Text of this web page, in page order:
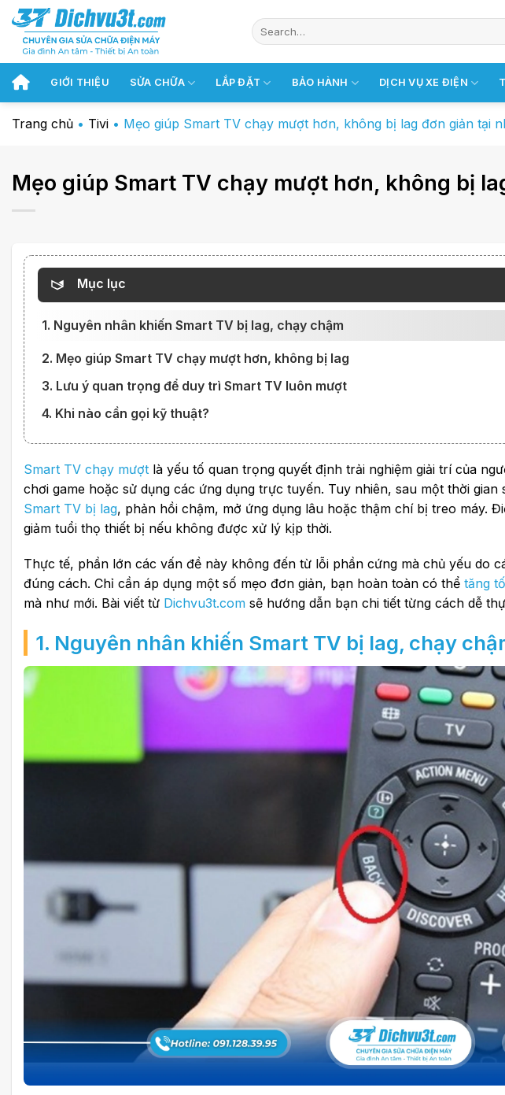
Chuyển
đến
dung
GIỚI THIỆU SỬA CHỮA LẮP ĐẶT BẢO HÀNH DỊCH VỤ XE ĐIỆN
Trang chủ • Tivi • Mẹo giúp Smart TV chạy mượt hơn, không bị lag đơn giản tại
Mẹo giúp Smart TV chạy mượt hơn, không bị
Mục lục
1. Nguyên nhân khiến Smart TV bị lag, chạy chậm
2. Mẹo giúp Smart TV chạy mượt hơn, không bị lag
3. Lưu ý quan trọng để duy trì Smart TV luôn mượt
4. Khi nào cần gọi kỹ thuật?
Smart TV chạy mượt là yếu tố quan trọng quyết định trải nghiệm giải trí của
chơi game hoặc sử dụng các ứng dụng trực tuyến. Tuy nhiên, sau một thời
Smart TV bị lag, phản hồi chậm, mở ứng dụng lâu hoặc thậm chí bị treo máy.
giảm tuổi thọ thiết bị nếu không được xử lý kịp thời.
Thực tế, phần lớn các vấn đề này không đến từ lỗi phần cứng mà chủ yếu do
đúng cách. Chỉ cần áp dụng một số mẹo đơn giản, bạn hoàn toàn có thể tăng
mà như mới. Bài viết từ Dichvu3t.com sẽ hướng dẫn bạn chi tiết từng cách dễ
1. Nguyên nhân khiến Smart TV bị lag, chạy